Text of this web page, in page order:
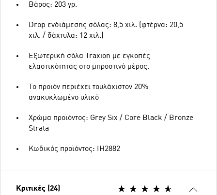
Βάρος: 203 γρ.
Drop ενδιάμεσης σόλας: 8,5 χιλ. (φτέρνα: 20,5
χιλ. / δάχτυλα: 12 χιλ.)
Εξωτερική σόλα Traxion με εγκοπές
ελαστικότητας στο μπροστινό μέρος.
Το προϊόν περιέχει τουλάχιστον 20%
ανακυκλωμένο υλικό
Χρώμα προϊόντος: Grey Six / Core Black / Bronze
Strata
Κωδικός προϊόντος: IH2882
Κριτικές (24)